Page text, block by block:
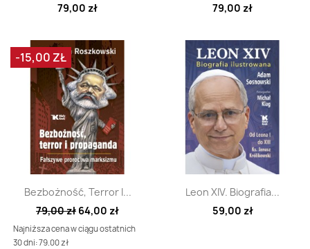
79,00 zł
79,00 zł
Szybki podgląd
Bezbożność, Terror I...
79,00 zł 64,00 zł
Najniższa cena w ciągu ostatnich
30 dni: 79.00 zł
-15,00 ZŁ
Szybki podgląd
Leon XIV. Biografia...
59,00 zł